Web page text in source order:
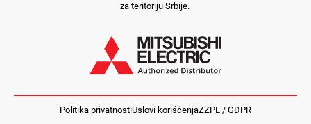
za teritoriju Srbije.
Politika privatnostiUslovi korišćenjaZZPL / GDPR